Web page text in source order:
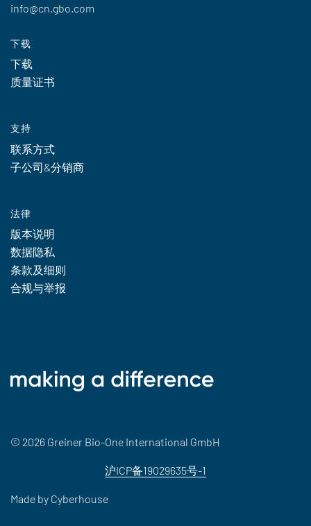
info@cn.gbo.com
下载
下载
质量证书
支持
联系方式
子公司&分销商
法律
版本说明
数据隐私
条款及细则
合规与举报
© 2026 Greiner Bio-One International GmbH
沪ICP备19029635号-1
Made by Cyberhouse